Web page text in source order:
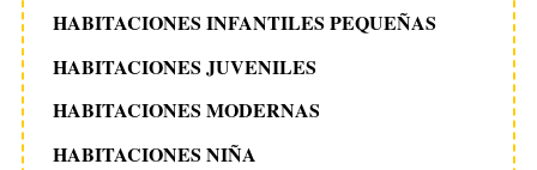
HABITACIONES INFANTILES PEQUEÑAS
HABITACIONES JUVENILES
HABITACIONES MODERNAS
HABITACIONES NIÑA